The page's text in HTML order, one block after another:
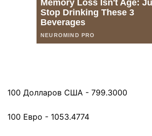
100 Долларов США - 799.3000
100 Евро - 1053.4774